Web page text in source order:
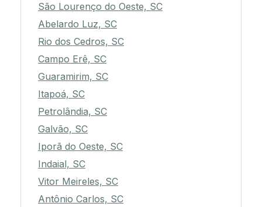
São Lourenço do Oeste, SC
Abelardo Luz, SC
Rio dos Cedros, SC
Campo Erê, SC
Guaramirim, SC
Itapoá, SC
Petrolândia, SC
Galvão, SC
Iporã do Oeste, SC
Indaial, SC
Vitor Meireles, SC
Antônio Carlos, SC